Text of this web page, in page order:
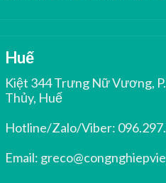
Huế
Kiệt 344 Trưng Nữ Vương,
Thủy, Huế
Hotline/Zalo/Viber:
Email: